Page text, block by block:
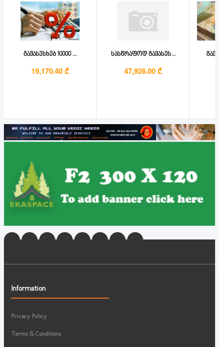
გავასესხებ 10000 ...
19,170.40 ₾
სასწრაფოდ გავასეს...
47,926.00 ₾
Information
Privacy Policy
Terms & Conditions